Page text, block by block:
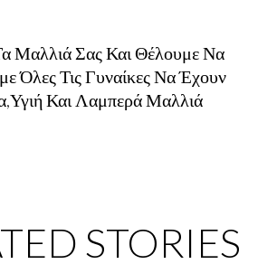
Μαλλιά Σας Και Θέλουμε Να
Όλες Τις Γυναίκες Να Έχουν
Και Λαμπερά Μαλλιά
STORIES